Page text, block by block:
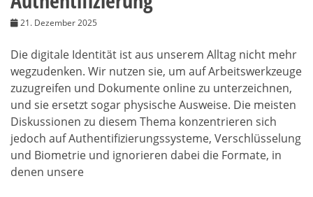
21. Dezember 2025
Die digitale Identität ist aus unserem Alltag nicht mehr
wegzudenken. Wir nutzen sie, um auf Arbeitswerkzeuge
zuzugreifen und Dokumente online zu unterzeichnen,
und sie ersetzt sogar physische Ausweise. Die meisten
Diskussionen zu diesem Thema konzentrieren sich
jedoch auf Authentifizierungssysteme, Verschlüsselung
und Biometrie und ignorieren dabei die Formate, in
denen unsere